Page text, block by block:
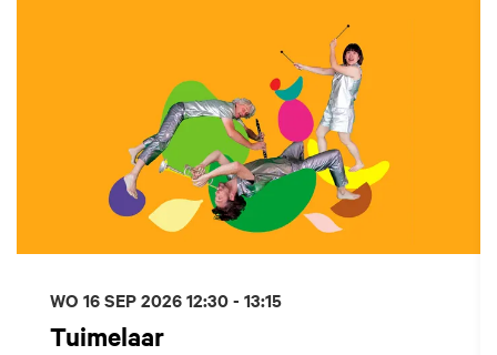
Tuimelaar
WO 16 SEP 202612:30 - 13:15